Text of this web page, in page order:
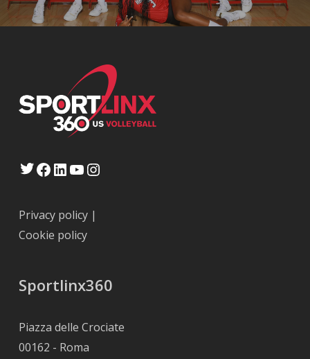
Twitter
Facebook
LinkedIn
YouTube
Privacy policy|
Cookie policy
Sportlinx360
Piazza delle Crociate
00162 - Roma